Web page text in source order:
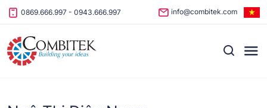
Skip to content
0869.666.997 - 0943.666.997 info@combitek.com